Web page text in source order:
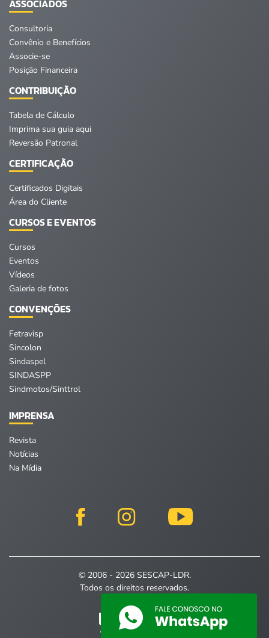
ASSOCIADOS
Consultoria
Convênio e Benefícios
Associe-se
Posição Financeira
CONTRIBUIÇÃO
Tabela de Cálculo
Imprima sua guia aqui
Reversão Patronal
CERTIFICAÇÃO
Certificados Digitais
Área do Cliente
CURSOS E EVENTOS
Cursos
Eventos
Vídeos
Galeria de fotos
CONVENÇÕES
Fetravisp
Sincolon
Sindaspel
SINDASPP
Sindmotos/Sinttrol
IMPRENSA
Revista
Notícias
Na Mídia
© 2006 - 2026 SESCAP-LDR.
Todos os direitos reservados.